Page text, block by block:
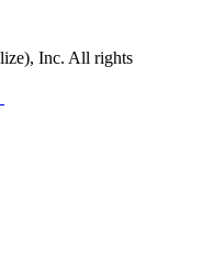
Inc. All rights